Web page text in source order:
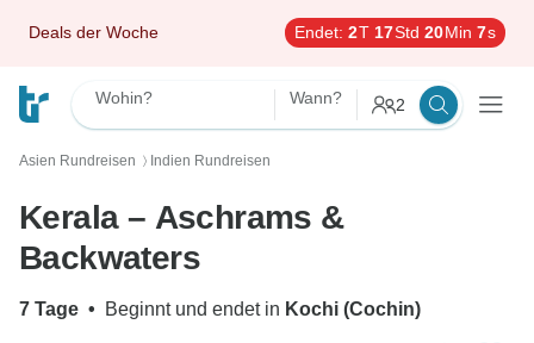
Deals der Woche Endet: 2T 17Std 20Min 6s
Wohin? Wann? 2
Asien Rundreisen 〉 Indien Rundreisen
Kerala – Aschrams &
Backwaters
7 Tage • Beginnt und endet in Kochi (Cochin)